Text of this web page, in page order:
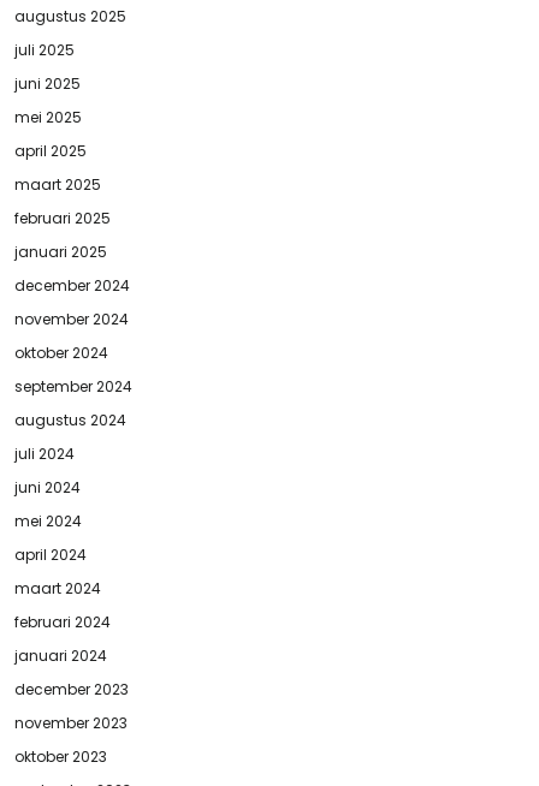
augustus 2025
juli 2025
juni 2025
mei 2025
april 2025
maart 2025
februari 2025
januari 2025
december 2024
november 2024
oktober 2024
september 2024
augustus 2024
juli 2024
juni 2024
mei 2024
april 2024
maart 2024
februari 2024
januari 2024
december 2023
november 2023
oktober 2023